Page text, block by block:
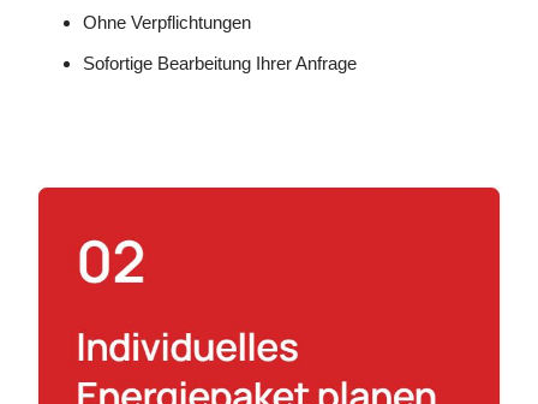
Ohne Verpflichtungen
Sofortige Bearbeitung Ihrer Anfrage